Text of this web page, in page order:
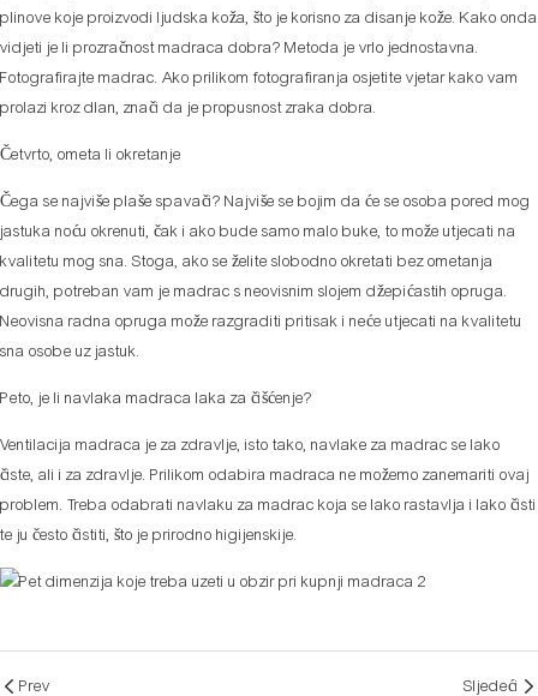
plinove koje proizvodi ljudska koža, što je korisno za disanje kože. Kako onda
vidjeti je li prozračnost madraca dobra? Metoda je vrlo jednostavna.
Fotografirajte madrac. Ako prilikom fotografiranja osjetite vjetar kako vam
prolazi kroz dlan, znači da je propusnost zraka dobra.
Četvrto, ometa li okretanje
Čega se najviše plaše spavači? Najviše se bojim da će se osoba pored mog
jastuka noću okrenuti, čak i ako bude samo malo buke, to može utjecati na
kvalitetu mog sna. Stoga, ako se želite slobodno okretati bez ometanja
drugih, potreban vam je madrac s neovisnim slojem džepićastih opruga.
Neovisna radna opruga može razgraditi pritisak i neće utjecati na kvalitetu
sna osobe uz jastuk.
Peto, je li navlaka madraca laka za čišćenje?
Ventilacija madraca je za zdravlje, isto tako, navlake za madrac se lako
čiste, ali i za zdravlje. Prilikom odabira madraca ne možemo zanemariti ovaj
problem. Treba odabrati navlaku za madrac koja se lako rastavlja i lako čisti
te ju često čistiti, što je prirodno higijenskije.
Prev Sljedeći